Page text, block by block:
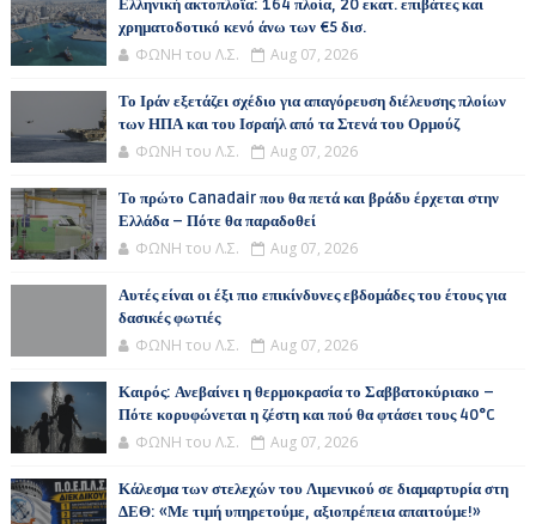
Ελληνική ακτοπλοΐα: 164 πλοία, 20 εκατ. επιβάτες και
χρηματοδοτικό κενό άνω των €5 δισ.
ΦΩΝΗ του Λ.Σ. Aug 07, 2026
Το Ιράν εξετάζει σχέδιο για απαγόρευση διέλευσης πλοίων
των ΗΠΑ και του Ισραήλ από τα Στενά του Ορμούζ
ΦΩΝΗ του Λ.Σ. Aug 07, 2026
Το πρώτο Canadair που θα πετά και βράδυ έρχεται στην
Ελλάδα – Πότε θα παραδοθεί
ΦΩΝΗ του Λ.Σ. Aug 07, 2026
Αυτές είναι οι έξι πιο επικίνδυνες εβδομάδες του έτους για
δασικές φωτιές
ΦΩΝΗ του Λ.Σ. Aug 07, 2026
Καιρός: Ανεβαίνει η θερμοκρασία το Σαββατοκύριακο –
Πότε κορυφώνεται η ζέστη και πού θα φτάσει τους 40°C
ΦΩΝΗ του Λ.Σ. Aug 07, 2026
Κάλεσμα των στελεχών του Λιμενικού σε διαμαρτυρία στη
ΔΕΘ: «Με τιμή υπηρετούμε, αξιοπρέπεια απαιτούμε!»